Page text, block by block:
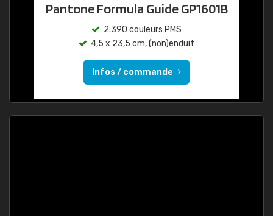
Pantone Formula Guide GP1601B
2.390 couleurs PMS
4,5 x 23,5 cm, (non)enduit
Infos / commande